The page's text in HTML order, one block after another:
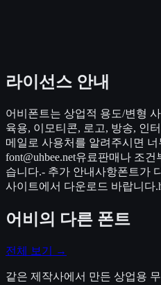
라이선스 안내
어비폰트는 상업적 용도/변형
육용, 이모티콘, 로고, 방송, 인
메일로 사용처를 알려주시면
font@uhbee.net유료판매나 조
습니다.- 추가 안내사항폰트가
사이트에서 다운로드 바랍니다
어비 의 다른 폰트
전체 보기 →
같은 제작사에서 만든 상업용